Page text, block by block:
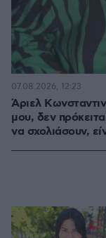
Άριελ
μου, δεν
να σχολιάσουν,
07.08.2026, 12:23